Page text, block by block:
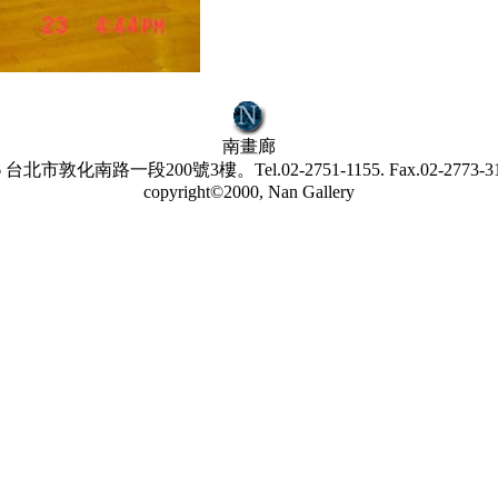
南畫廊
台北市敦化南路一段200號3樓。Tel.02-2751-1155. Fax.02-2773-
copyright©2000, Nan Gallery